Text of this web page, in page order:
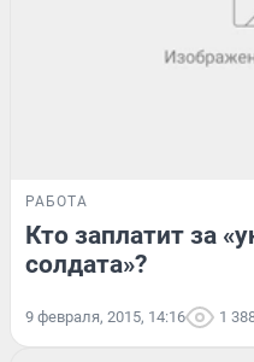
РАБОТА
Кто заплатит за
солдата»?
9 февраля, 2015, 14:16 1